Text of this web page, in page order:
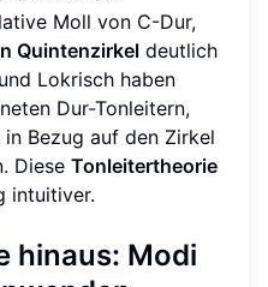
Moll von C-Dur,
Quintenzirkel deutlich
Lokrisch haben
Dur-Tonleitern,
Bezug auf den Zirkel
Diese Tonleitertheorie
intuitiver.
hinaus: Modi